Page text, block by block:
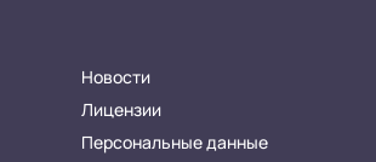
Новости
Лицензии
Персональные данные